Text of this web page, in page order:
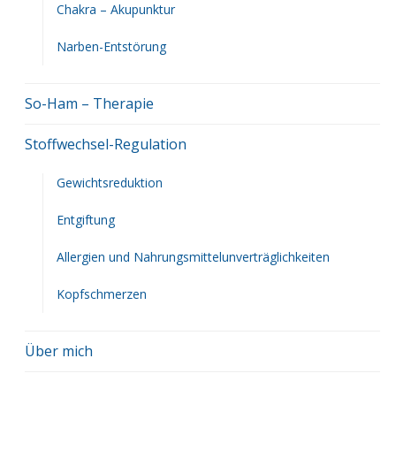
Chakra – Akupunktur
Narben-Entstörung
So-Ham – Therapie
Stoffwechsel-Regulation
Gewichtsreduktion
Entgiftung
Allergien und Nahrungsmittelunverträglichkeiten
Kopfschmerzen
Über mich